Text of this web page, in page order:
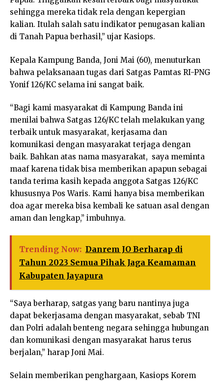
sehingga mereka tidak rela dengan kepergian
kalian. Itulah salah satu indikator penugasan kalian
di Tanah Papua berhasil,” ujar Kasiops.
Kepala Kampung Banda, Joni Mai (60), menuturkan
bahwa pelaksanaan tugas dari Satgas Pamtas RI-PNG
Yonif 126/KC selama ini sangat baik.
“Bagi kami masyarakat di Kampung Banda ini
menilai bahwa Satgas 126/KC telah melakukan yang
terbaik untuk masyarakat, kerjasama dan
komunikasi dengan masyarakat terjaga dengan
baik. Bahkan atas nama masyarakat, saya meminta
maaf karena tidak bisa memberikan apapun sebagai
tanda terima kasih kepada anggota Satgas 126/KC
khususnya Pos Waris. Kami hanya bisa memberikan
doa agar mereka bisa kembali ke satuan asal dengan
aman dan lengkap,” imbuhnya.
Trending Now: Danrem JO Berharap di
Tahun 2023 Semua Pihak Jaga Keamaman
Kabupaten Jayapura
“Saya berharap, satgas yang baru nantinya juga
dapat bekerjasama dengan masyarakat, sebab TNI
dan Polri adalah benteng negara sehingga hubungan
dan komunikasi dengan masyarakat harus terus
berjalan,” harap Joni Mai.
Selain memberikan penghargaan, Kasiops Korem